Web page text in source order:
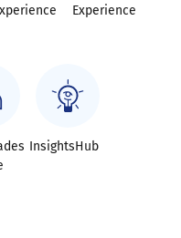
Experience
InsightsHub